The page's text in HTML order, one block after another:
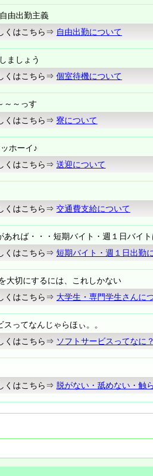
由出勤主義
くはこちら⇒ 自由出勤について
ましょう
くはこちら⇒個室待機について
～～っす
くはこちら⇒寮について
ホーイ♪
くはこちら⇒送迎について
くはこちら⇒交通費支給について
ば・・・短期バイト・週１日バイト
くはこちら⇒短期バイト・週１日出勤
大切にするには、これしかない
くはこちら⇒ 大学生・専門学生さんに
ってなんじゃらほぃ。。
くはこちら⇒ ソフトサービスってなに
くはこちら⇒ 脱がない・舐めない・触